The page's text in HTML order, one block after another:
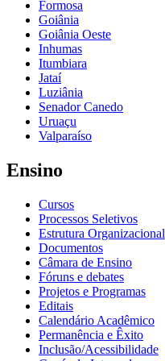
Formosa
Goiânia
Goiânia Oeste
Inhumas
Itumbiara
Jataí
Luziânia
Senador Canedo
Uruaçu
Valparaíso
Ensino
Cursos
Processos Seletivos
Estrutura Organizacional
Documentos
Câmara de Ensino
Fóruns e debates
Projetos e Programas
Editais
Calendário Acadêmico
Permanência e Êxito
Inclusão/Acessibilidade